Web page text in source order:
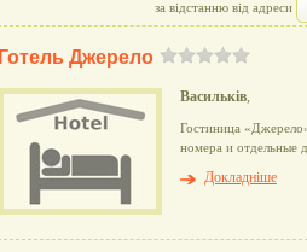
за відстанню від адреси
Готель Джерело
Васильків,
Гостиница
номера и отдельные
Докладніше